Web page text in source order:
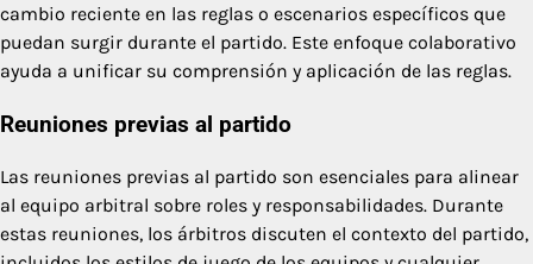
cambio reciente en las reglas o escenarios específicos que
puedan surgir durante el partido. Este enfoque colaborativo
ayuda a unificar su comprensión y aplicación de las reglas.
Reuniones previas al partido
Las reuniones previas al partido son esenciales para alinear
al equipo arbitral sobre roles y responsabilidades. Durante
estas reuniones, los árbitros discuten el contexto del partido,